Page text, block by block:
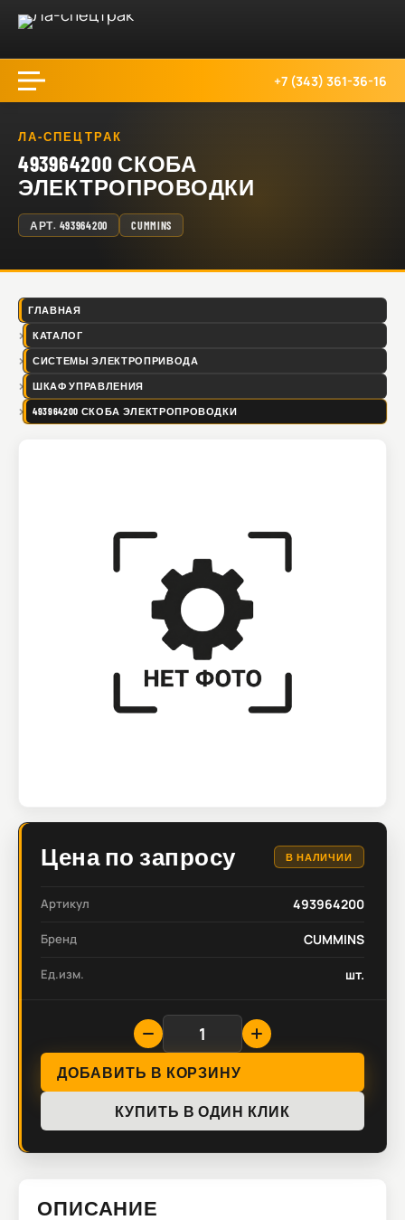
+7 (343) 361-36-16
ЛА-СПЕЦТРАК
493964200 СКОБА
ЭЛЕКТРОПРОВОДКИ
АРТ. 493964200 CUMMINS
ГЛАВНАЯ
КАТАЛОГ
СИСТЕМЫ ЭЛЕКТРОПРИВОДА
ШКАФ УПРАВЛЕНИЯ
493964200 СКОБА ЭЛЕКТРОПРОВОДКИ
Цена по запросу В НАЛИЧИИ
Артикул 493964200
Бренд CUMMINS
Ед.изм. шт.
ДОБАВИТЬ В КОРЗИНУ
КУПИТЬ В ОДИН КЛИК
ОПИСАНИЕ